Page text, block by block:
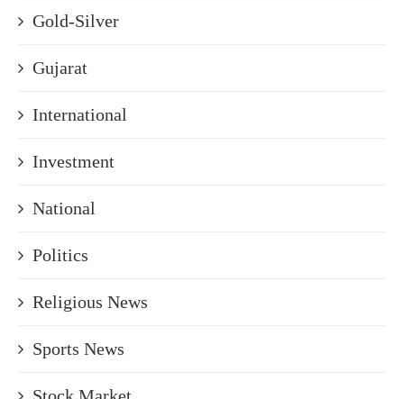
Gold-Silver
Gujarat
International
Investment
National
Politics
Religious News
Sports News